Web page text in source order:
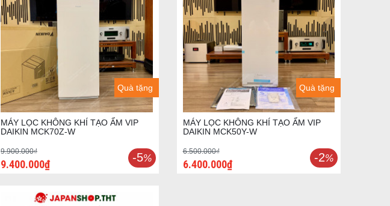
Quà tặng
MÁY LỌC KHÔNG KHÍ TẠO ẨM VIP
DAIKIN MCK70Z-W
9.900.000₫
9.400.000₫
-5%
Quà tặng
MÁY LỌC KHÔNG KHÍ TẠO ẨM VIP
DAIKIN MCK50Y-W
6.500.000₫
6.400.000₫
-2%